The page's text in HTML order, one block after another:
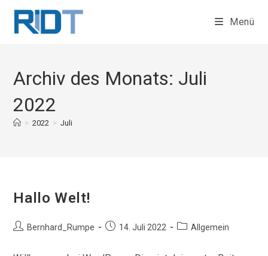
Inhalt
springen
Menü
Archiv des Monats: Juli
2022
> 2022 > Juli
Hallo Welt!
Beitrags-
Bernhard_Rumpe
Beitrag14. Juli 2022
Beitrags-
Allgemein